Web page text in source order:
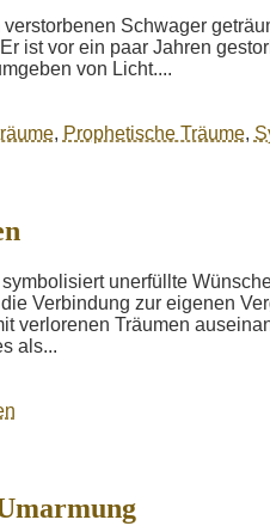
verstorbenen Schwager
ist vor ein paar Jahren
von Licht....
, Prophetische Träume,
unerfüllte
Verbindung zur eigenen
verlorenen Träumen
als...